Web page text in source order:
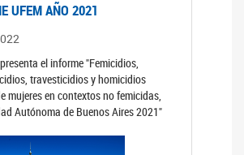
UFEM AÑO 2021
el informe "Femicidios,
travesticidios y homicidios
mujeres en contextos no femicidas,
Autónoma de Buenos Aires 2021"